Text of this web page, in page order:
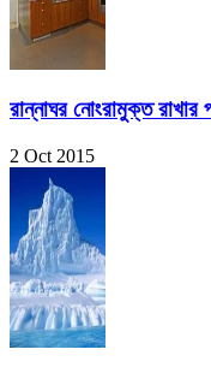
রান্নাঘর নোংরামুক্ত
2 Oct 2015